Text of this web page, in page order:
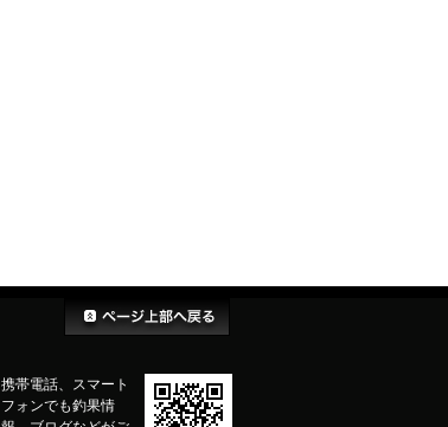
携帯電話、スマート
フォンでも釣果情